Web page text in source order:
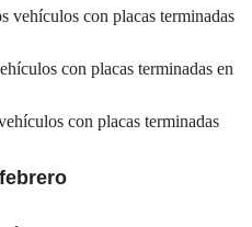
vehículos con placas terminadas
con placas terminadas en
con placas terminadas